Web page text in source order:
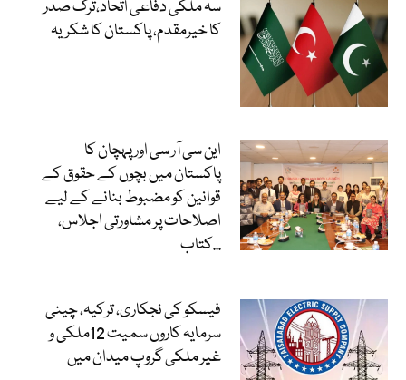
سہ ملکی دفاعی اتحاد،ترک صدر
کا خیرمقدم، پاکستان کا شکریہ
این سی آر سی اور پہچان کا
پاکستان میں بچوں کے حقوق کے
قوانین کو مضبوط بنانے کے لیے
اصلاحات پر مشاورتی اجلاس،
کتاب...
فیسکو کی نجکاری، ترکیہ، چینی
سرمایہ کاروں سمیت 12ملکی و
غیر ملکی گروپ میدان میں